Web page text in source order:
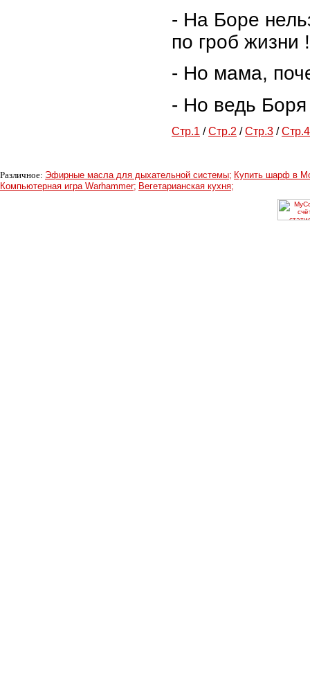
- На Боре
по гроб жизни
- Но мама,
- Но ведь
Стр.1 /Стр.2 /Стр.3 /Стр.4
Различное: Эфирные масла для дыхательной системы; Купить шарф в
Компьютерная игра Warhammer; Вегетарианская кухня;